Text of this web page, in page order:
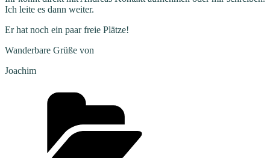
Ich leite es dann weiter.
Er hat noch ein paar freie Plätze!
Wanderbare Grüße von
Joachim